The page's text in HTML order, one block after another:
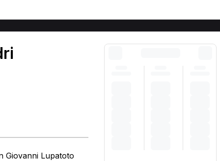
Giovanni Lupatoto